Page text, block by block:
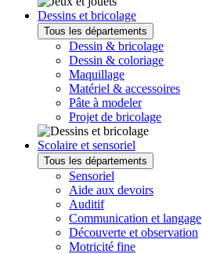
Dessins et bricolage
Tous les départements
Dessin & bricolage
Dessin & coloriage
Maquillage
Matériel & accessoires
Pâte à modeler
Projet de bricolage
Scolaire et sensoriel
Tous les départements
Sensoriel
Aide aux devoirs
Auditif
Communication et langage
Découverte et observation
Motricité fine